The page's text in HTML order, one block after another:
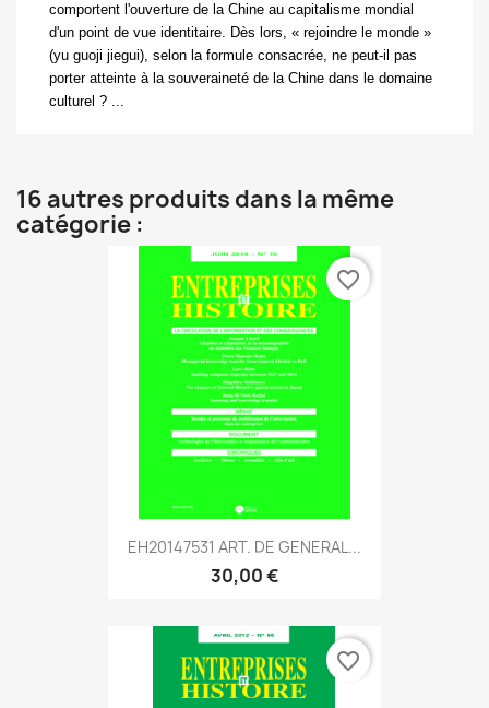
comportent l'ouverture de la Chine au capitalisme mondial
d'un point de vue identitaire. Dès lors, « rejoindre le monde »
(yu guoji jiegui), selon la formule consacrée, ne peut-il pas
porter atteinte à la souveraineté de la Chine dans le domaine
culturel ? ...
16 autres produits dans la même
catégorie :
EH20147531 ART. DE GENERAL...
30,00 €
favorite_border
favorite_border